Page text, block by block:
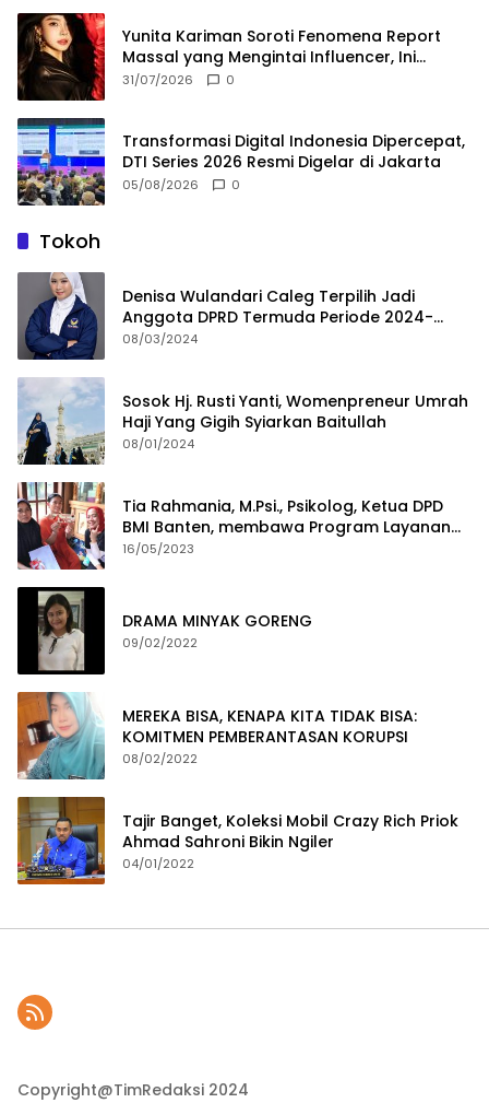
Yunita Kariman Soroti Fenomena Report
Massal yang Mengintai Influencer, Ini
Langkah Proteksi Akun yang Perlu Diketahui
31/07/2026 0
Transformasi Digital Indonesia Dipercepat,
DTI Series 2026 Resmi Digelar di Jakarta
05/08/2026 0
Tokoh
Denisa Wulandari Caleg Terpilih Jadi
Anggota DPRD Termuda Periode 2024-
2029
08/03/2024
Sosok Hj. Rusti Yanti, Womenpreneur Umrah
Haji Yang Gigih Syiarkan Baitullah
08/01/2024
Tia Rahmania, M.Psi., Psikolog, Ketua DPD
BMI Banten, membawa Program Layanan
Pembuatan Dokumen Kependudukan
16/05/2023
DRAMA MINYAK GORENG
09/02/2022
MEREKA BISA, KENAPA KITA TIDAK BISA:
KOMITMEN PEMBERANTASAN KORUPSI
08/02/2022
Tajir Banget, Koleksi Mobil Crazy Rich Priok
Ahmad Sahroni Bikin Ngiler
04/01/2022
Copyright@TimRedaksi 2024